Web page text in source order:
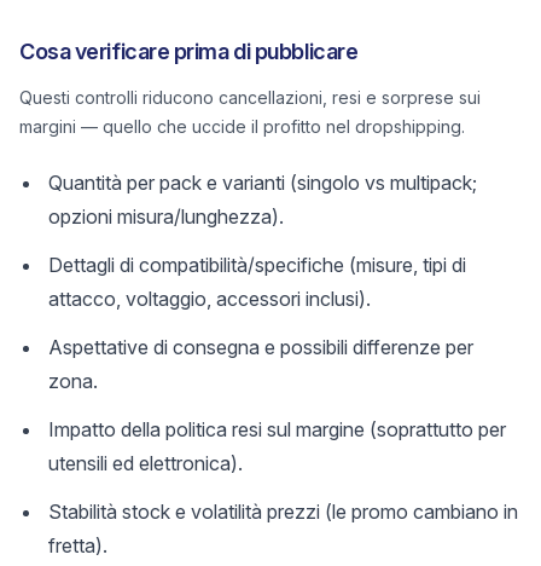
Cosa verificare prima di pubblicare
Questi controlli riducono cancellazioni, resi e sorprese sui
margini — quello che uccide il profitto nel dropshipping.
Quantità per pack e varianti (singolo vs multipack;
opzioni misura/lunghezza).
Dettagli di compatibilità/specifiche (misure, tipi di
attacco, voltaggio, accessori inclusi).
Aspettative di consegna e possibili differenze per
zona.
Impatto della politica resi sul margine (soprattutto per
utensili ed elettronica).
Stabilità stock e volatilità prezzi (le promo cambiano in
fretta).